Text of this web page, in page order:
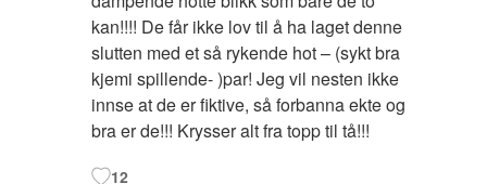
kan!!!! De får ikke lov til å ha laget denne
slutten med et så rykende hot – (sykt bra
kjemi spillende- )par! Jeg vil nesten ikke
innse at de er fiktive, så forbanna ekte og
bra er de!!! Krysser alt fra topp til tå!!!
12